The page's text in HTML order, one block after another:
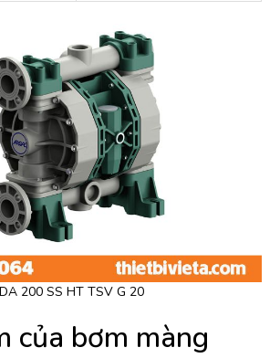
200 SS HT TSV G 20
của bơm màng